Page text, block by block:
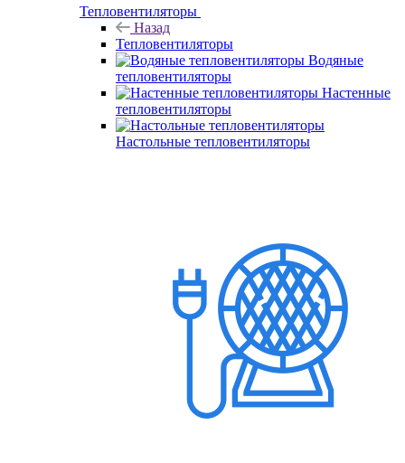
Тепловентиляторы
Назад
Тепловентиляторы
Водяные
тепловентиляторы
Настенные
тепловентиляторы
Настольные тепловентиляторы